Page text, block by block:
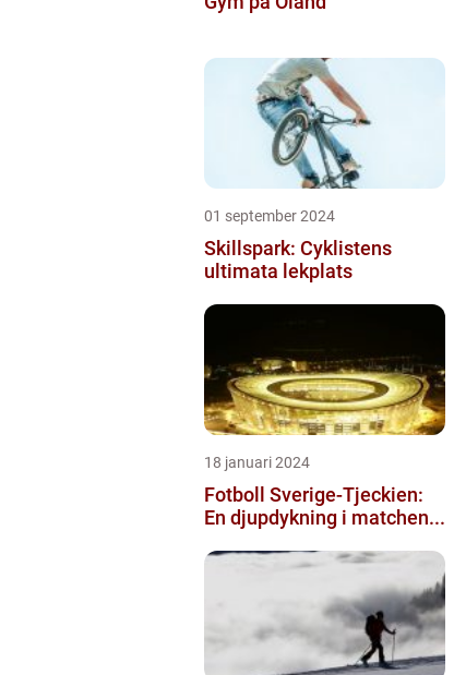
01 september 2024
Skillspark: Cyklistens
ultimata lekplats
18 januari 2024
Fotboll Sverige-Tjeckien:
En djupdykning i matchen...